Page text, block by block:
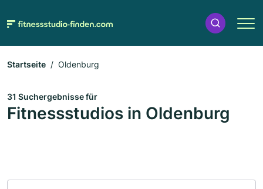
Startseite Oldenburg
31 Suchergebnisse für
Fitnessstudios in Oldenburg